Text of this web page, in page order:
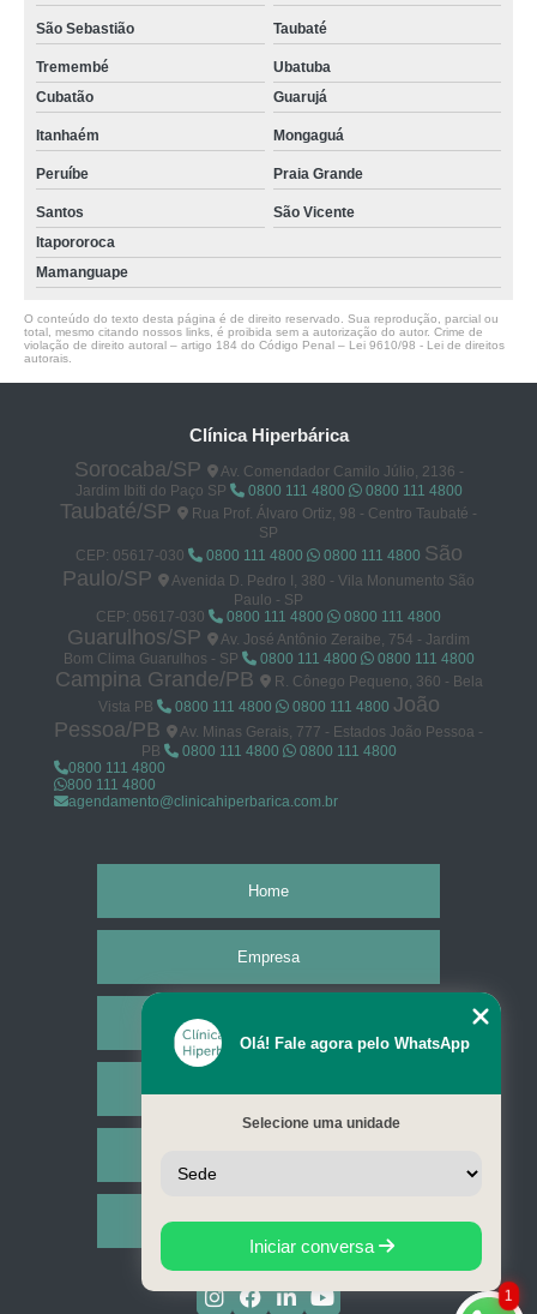
São Sebastião Taubaté
Tremembé
Ubatuba
Cubatão
Guarujá
Itanhaém Mongaguá
Peruíbe Praia Grande
Santos
São Vicente
Itapororoca
Mamanguape
O conteúdo do texto desta página é de direito reservado. Sua reprodução, parcial ou
total, mesmo citando nossos links, é proibida sem a autorização do autor. Crime de
violação de direito autoral – artigo 184 do Código Penal – Lei 9610/98 - Lei de direitos
autorais
Clínica Hiperbárica
Sorocaba/SP
Av. Comendador Camilo Júlio, 2136 -
Jardim Ibiti do Paço SP
0800 111 4800 0800 111 4800
Taubaté/SP
Rua Prof. Álvaro Ortiz, 98 - Centro Taubaté -
SP
CEP: 05617-030
0800 111 4800 0800 111 4800 São
Paulo/SP
Avenida D. Pedro I, 380 - Vila Monumento São
Paulo - SP
CEP: 05617-030
0800 111 4800 0800 111 4800
Guarulhos/SP
Av. José Antônio Zeraibe, 754 - Jardim
Bom Clima Guarulhos - SP
0800 111 4800 0800 111 4800
Campina Grande/PB
R. Cônego Pequeno, 360 - Bela
Vista PB
0800 111 4800 0800 111 4800 João
Pessoa/PB
Av. Minas Gerais, 777 - Estados João Pessoa -
PB
0800 111 4800
0800 111 4800
0800 111 4800
800 111 4800
agendamento@clinicahiperbarica.com.br
Home
Empresa
Mapa do site
1
Olá! Fale agora pelo WhatsApp
Selecione uma unidade
Iniciar conversa